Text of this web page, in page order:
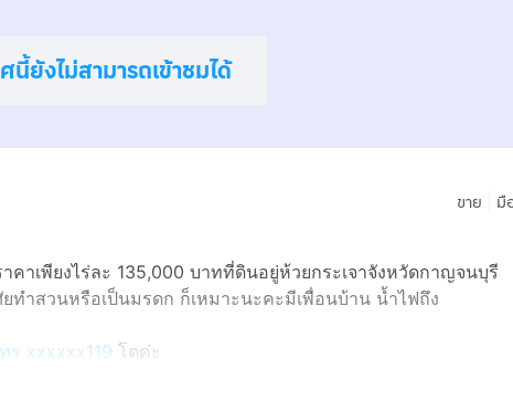
นี้ยังไม่สามารถเข้าชมได้
ขาย มื
าเพียงไร่ละ 135,000 บาทที่ดินอยู่ห้วยกระเจาจังหวัดกาญจนบุรี
ำสวนหรือเป็นมรดก ก็เหมาะนะคะมีเพื่อนบ้าน น้ำไฟถึง
ร xxxxxx119 โตค่ะ